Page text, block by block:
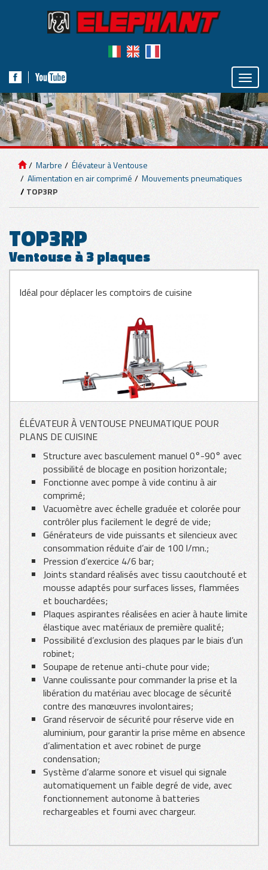
Toggle
ÉQUIPEMENT DE
LEVAGE
PANNEAUX
BOIS
Marbre
Élévateur à Ventouse
Alimentation en air comprimé
Mouvements pneumatiques
TOP3RP
TOP3RP
Ventouse à 3 plaques
Idéal pour déplacer les comptoirs de cuisine
ÉLÉVATEUR À VENTOUSE PNEUMATIQUE POUR
PLANS DE CUISINE
Structure avec basculement manuel 0°-90° avec
possibilité de blocage en position horizontale;
Fonctionne avec pompe à vide continu à air
comprimé;
Vacuomètre avec échelle graduée et colorée pour
contrôler plus facilement le degré de vide;
Générateurs de vide puissants et silencieux avec
consommation réduite d’air de 100 l/mn.;
Pression d’exercice 4/6 bar;
Joints standard réalisés avec tissu caoutchouté et
mousse adaptés pour surfaces lisses, flammées
et bouchardées;
Plaques aspirantes réalisées en acier à haute limite
élastique avec matériaux de première qualité;
Possibilité d’exclusion des plaques par le biais d’un
robinet;
Soupape de retenue anti-chute pour vide;
Vanne coulissante pour commander la prise et la
libération du matériau avec blocage de sécurité
contre des manœuvres involontaires;
Grand réservoir de sécurité pour réserve vide en
aluminium, pour garantir la prise même en absence
d’alimentation et avec robinet de purge
condensation;
Système d’alarme sonore et visuel qui signale
automatiquement un faible degré de vide, avec
fonctionnement autonome à batteries
rechargeables et fourni avec chargeur.